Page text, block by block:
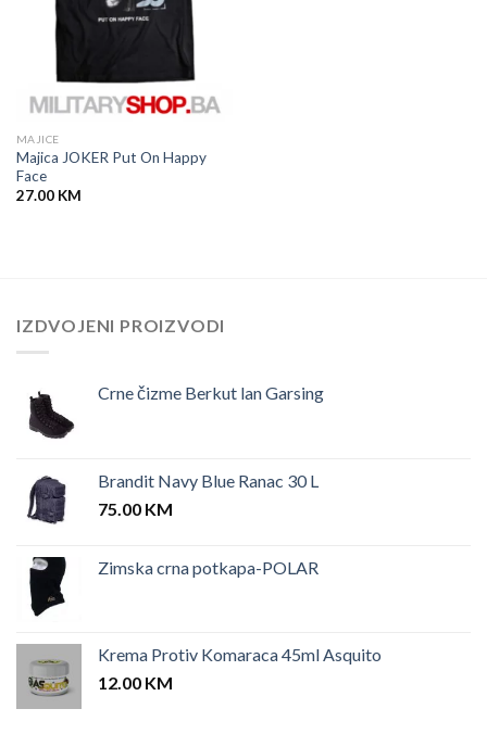
MAJICE
Majica JOKER Put On Happy
Face
27.00 KM
IZDVOJENI PROIZVODI
Crne čizme Berkut lan Garsing
Brandit Navy Blue Ranac 30 L
75.00 KM
Zimska crna potkapa-POLAR
Krema Protiv Komaraca 45ml Asquito
12.00 KM